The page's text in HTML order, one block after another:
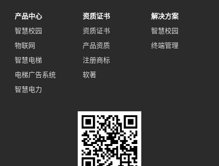
产品中心
智慧校园
物联网
智慧电梯
电梯广告系统
智慧电力
资质证书
资质证书
产品资质
注册商标
软著
解决方案
智慧校园
终端管理